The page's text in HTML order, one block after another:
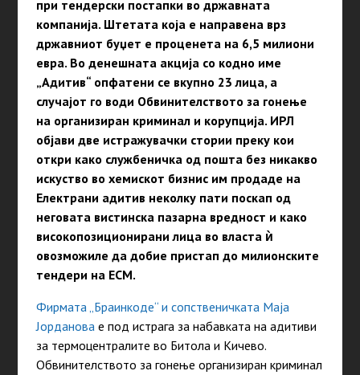
при тендерски постапки во државната
компанија. Штетата која е направена врз
државниот буџет е проценета на 6,5 милиони
евра. Во денешната акција со кодно име
„Адитив“ опфатени се вкупно 23 лица, а
случајот го води Обвинителството за гонење
на организиран криминал и корупција. ИРЛ
објави две истражувачки стории преку кои
откри како службеничка од пошта без никакво
искуство во хемискот бизнис им продаде на
Електрани адитив неколку пати поскап од
неговата вистинска пазарна вредност и како
високопозиционирани лица во власта ѝ
овозможиле да добие пристап до милионските
тендери на ЕСМ.
Фирмата „Браинкоде“ и сопственичката Маја
Јордановае под истрага за набавката на адитиви
за термоцентралите во Битола и Кичево.
Обвинителството за гонење организиран криминал